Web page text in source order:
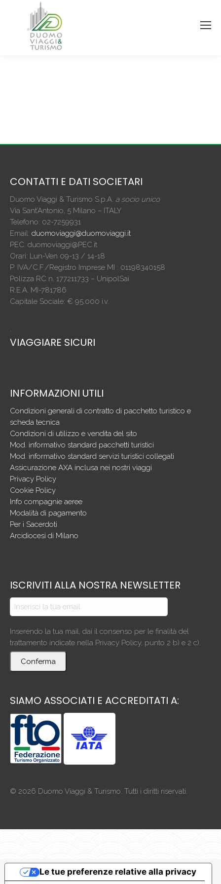
CONTATTI E DATI SOCIETARI
Duomo Viaggi & Turismo S.p.A. a socio unico
Via Sant’Antonio, 5 Milano – ITALY
Telefono: 02-7259931
Email: duomoviaggi@duomoviaggi.it
PEC: duomoviaggi@PEC.it
Orari: Lun-Ven 09-13 / 14-18
P. IVA/C.F./Registro Imprese MI : 01198340158
Polizza RC n. 177211733 – UnipolSai
R.E.A. MI-781786
Capitale Sociale: € 95.000 i.v.
.
VIAGGIARE SICURI
INFORMAZIONI UTILI
Condizioni generali di contratto di pacchetto turistico e
scheda tecnica
Condizioni di utilizzo e vendita del sito
Mod. informativo standard pacchetti turistici
Mod. informativo standard servizi turistici collegati
Assicurazione AXA inclusa nei nostri viaggi
Privacy Policy
Cookie Policy
Info compagnie aeree
Modalità di pagamento
Per i Sacerdoti
Arcidiocesi di Milano
ISCRIVITI ALLA NOSTRA NEWSLETTER
Inserendo la tua mail, dai il consenso per le finalità del
trattamento indicate nella Privacy Policy, punto 2 b) e 2 c).
Conferma
SIAMO ASSOCIATI E ACCREDITATI A:
© 2026 Duomo Viaggi & Turismo. Tutti i diritti riservati.
Le tue preferenze relative alla privacy